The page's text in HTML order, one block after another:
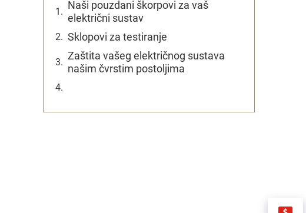
Naši pouzdani škorpovi za vaš
električni sustav
Sklopovi za testiranje
Zaštita vašeg električnog sustava
našim čvrstim postoljima